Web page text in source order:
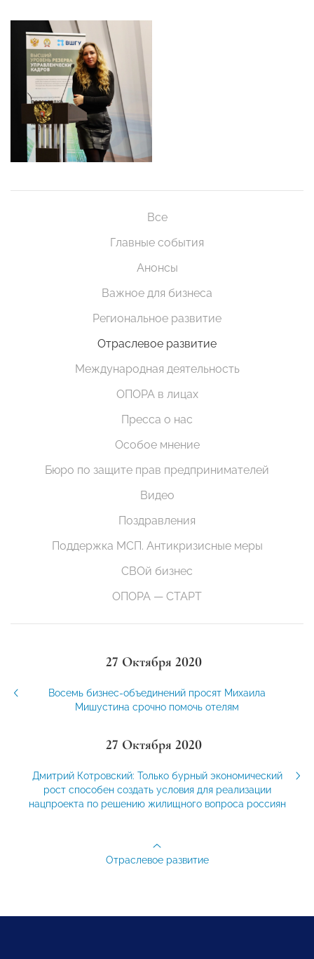
Все
Главные события
Анонсы
Важное для бизнеса
Региональное развитие
Отраслевое развитие
Международная деятельность
ОПОРА в лицах
Пресса о нас
Особое мнение
Бюро по защите прав предпринимателей
Видео
Поздравления
Поддержка МСП. Антикризисные меры
СВОй бизнес
ОПОРА — СТАРТ
27 Октября 2020
Восемь бизнес-объединений просят Михаила
Мишустина срочно помочь отелям
27 Октября 2020
Дмитрий Котровский: Только бурный экономический
рост способен создать условия для реализации
нацпроекта по решению жилищного вопроса россиян
Отраслевое развитие